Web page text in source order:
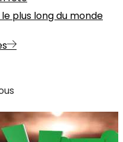
plus long du monde